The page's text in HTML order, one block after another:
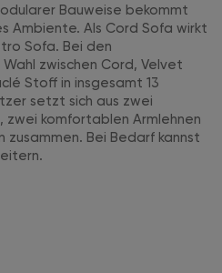
Bauweise bekommt
Ambiente. Als Cord Sofa wirkt
Sofa. Bei den
zwischen Cord, Velvet
Stoff in insgesamt 13
setzt sich aus zwei
komfortablen Armlehnen
zusammen. Bei Bedarf kannst